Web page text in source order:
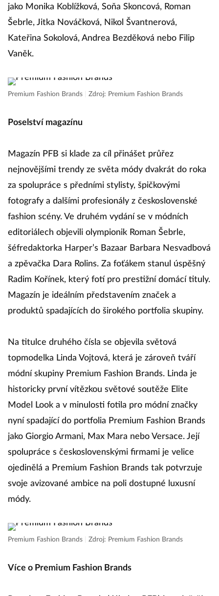
jako Monika Koblížková, Soňa Skoncová, Roman
Šebrle, Jitka Nováčková, Nikol Švantnerová,
Kateřina Sokolová, Andrea Bezděková nebo Filip
Vaněk.
Premium Fashion Brands Zdroj: Premium Fashion Brands
Poselství magazínu
Magazín PFB si klade za cíl přinášet průřez
nejnovějšími trendy ze světa módy dvakrát do roka
za spolupráce s předními stylisty, špičkovými
fotografy a dalšími profesionály z československé
fashion scény. Ve druhém vydání se v módních
editoriálech objevili olympionik Roman Šebrle,
šéfredaktorka Harper’s Bazaar Barbara Nesvadbová
a zpěvačka Dara Rolins. Za foťákem stanul úspěšný
Radim Kořínek, který fotí pro prestižní domácí tituly.
Magazín je ideálním představením značek a
produktů spadajících do širokého portfolia skupiny.
Na titulce druhého čísla se objevila světová
topmodelka Linda Vojtová, která je zároveň tváří
módní skupiny Premium Fashion Brands. Linda je
historicky první vítězkou světové soutěže Elite
Model Look a v minulosti fotila pro módní značky
nyní spadající do portfolia Premium Fashion Brands
jako Giorgio Armani, Max Mara nebo Versace. Její
spolupráce s československými firmami je velice
ojedinělá a Premium Fashion Brands tak potvrzuje
svoje avizované ambice na poli dostupné luxusní
módy.
Premium Fashion Brands Zdroj: Premium Fashion Brands
Více o Premium Fashion Brands